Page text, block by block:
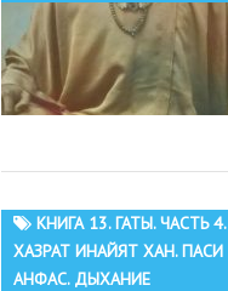
КНИГА 13. ГАТЫ. ЧАСТЬ 4.
ХАЗРАТ ИНАЙЯТ ХАН. ПАСИ
АНФАС. ДЫХАНИЕ